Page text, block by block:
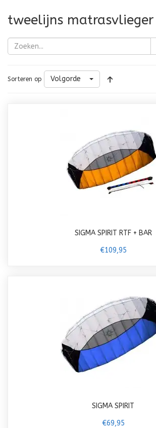
tweelijns matrasvlieger
Sorteren op Volgorde
SIGMA SPIRIT RTF + BAR
€109,95
SIGMA SPIRIT
€69,95